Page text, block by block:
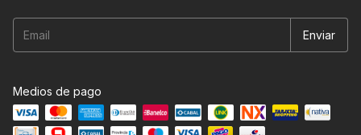
Medios de pago